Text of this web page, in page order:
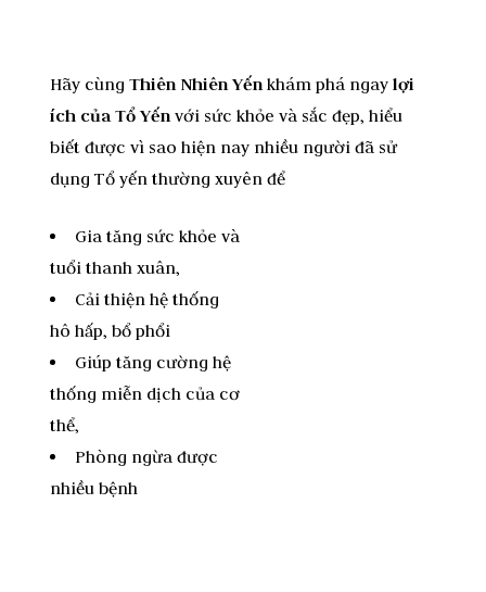
Hãy cùng Thiên Nhiên Yếnkhám phá ngay lợi
ích của Tổ Yếnvới sức khỏe và sắc đẹp, hiểu
biết được vì sao hiện nay nhiều người đã sử
dụng Tổ yến thường xuyên để
Gia tăng sức khỏe và
tuổi thanh xuân,
Cải thiện hệ thống
hô hấp, bổ phổi
Giúp tăng cường hệ
thống miễn dịch của cơ
thể,
Phòng ngừa được
nhiều bệnh